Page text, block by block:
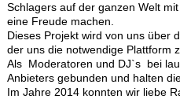
Schlagers auf der ganzen Welt
eine Freude machen.
Dieses Projekt wird von uns über
der uns die notwendige Plattform
Als Moderatoren und DJ`s bei
Anbieters gebunden und halten
Im Jahre 2014 konnten wir liebe